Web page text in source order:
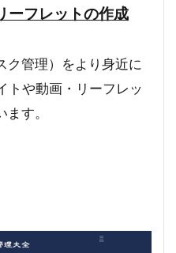
ーフレットの作成
ク管理）をより身近に
トや動画・リーフレッ
ます。